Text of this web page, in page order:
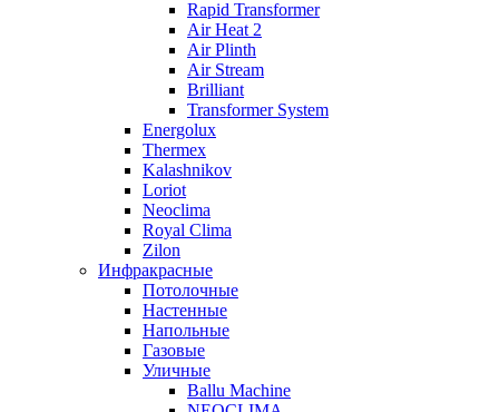
Rapid Transformer
Air Heat 2
Air Plinth
Air Stream
Brilliant
Transformer System
Energolux
Тhermex
Kalashnikov
Loriot
Neoclima
Royal Clima
Zilon
Инфракрасные
Потолочные
Настенные
Напольные
Газовые
Уличные
Ballu Machine